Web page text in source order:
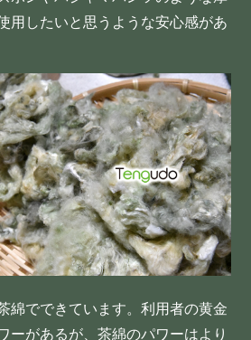
用したいと思うような安心感があ
綿でできています。利用者の黄金
ーがあるが、茶綿のパワーはより